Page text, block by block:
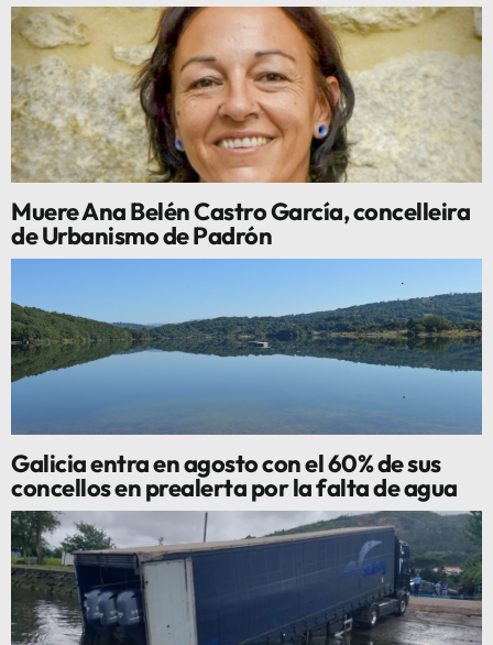
Muere Ana Belén Castro García, concelleira
de Urbanismo de Padrón
Galicia entra en agosto con el 60% de sus
concellos en prealerta por la falta de agua